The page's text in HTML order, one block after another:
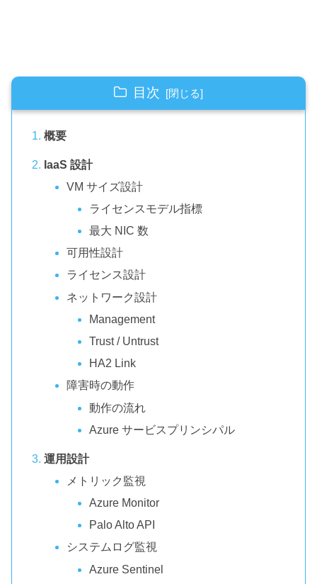
目次
概要
IaaS 設計
VM サイズ設計
ライセンスモデル指標
最大 NIC 数
可用性設計
ライセンス設計
ネットワーク設計
Management
Trust / Untrust
HA2 Link
障害時の動作
動作の流れ
Azure サービスプリンシパル
運用設計
メトリック監視
Azure Monitor
Palo Alto API
システムログ監視
Azure Sentinel